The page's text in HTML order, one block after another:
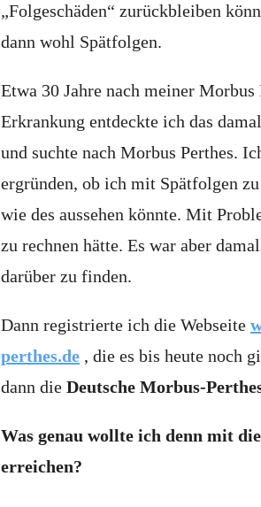
„Folgeschäden“ zurückbleiben
dann wohl Spätfolgen.
Etwa 30 Jahre nach meiner Morbus
Erkrankung entdeckte ich das
und suchte nach Morbus Perthes.
ergründen, ob ich mit Spätfolgen zu
wie des aussehen könnte. Mit
zu rechnen hätte. Es war aber
darüber zu finden.
Dann registrierte ich die Webseite
perthes.de , die es bis heute noch
dann die Deutsche Morbus-
Was genau wollte ich denn mit
erreichen?